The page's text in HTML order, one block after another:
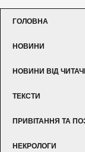
ГОЛОВНА
НОВИНИ
НОВИНИ ВІД
ТЕКСТИ
ПРИВІТАННЯ ТА
НЕКРОЛОГИ